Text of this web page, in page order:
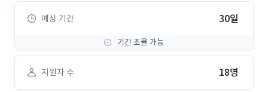
예상 기간 30일
기간 조율 가능
지원자 수 18명